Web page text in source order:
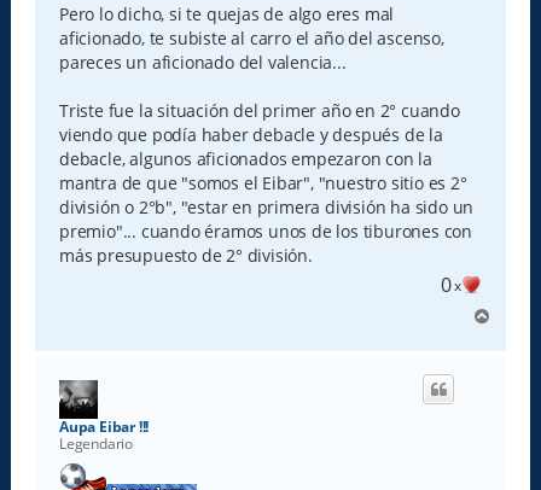
Pero lo dicho, si te quejas de algo eres mal
aficionado, te subiste al carro el año del ascenso,
pareces un aficionado del valencia...
Triste fue la situación del primer año en 2° cuando
viendo que podía haber debacle y después de la
debacle, algunos aficionados empezaron con la
mantra de que "somos el Eibar", "nuestro sitio es 2°
división o 2°b", "estar en primera división ha sido un
premio"... cuando éramos unos de los tiburones con
más presupuesto de 2° división.
0x
r
Aupa Eibar !!!
Legendario